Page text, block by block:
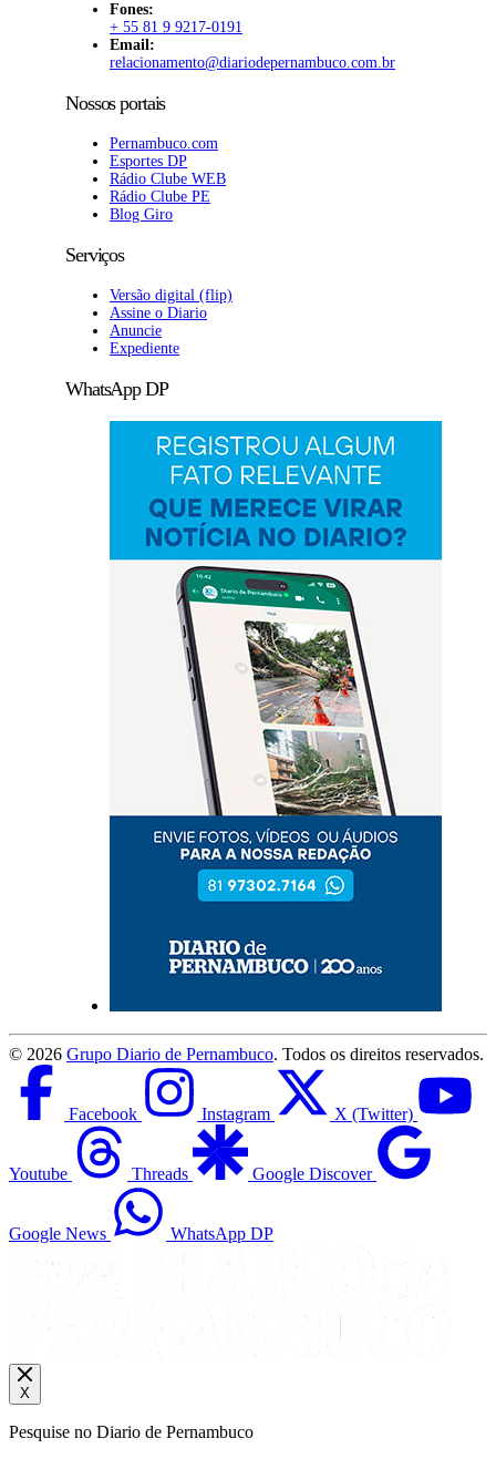
Fones:
+ 55 81 9 9217-0191
Email:
relacionamento@diariodepernambuco.com.br
Nossos portais
Pernambuco.com
Esportes DP
Rádio Clube WEB
Rádio Clube PE
Blog Giro
Serviços
Versão digital (flip)
Assine o Diario
Anuncie
Expediente
WhatsApp DP
© 2026 Grupo Diario de Pernambuco. Todos os direitos reservados.
Facebook Instagram X (Twitter)
Youtube Threads Google Discover
Google News WhatsApp DP
X
Pesquise no Diario de Pernambuco